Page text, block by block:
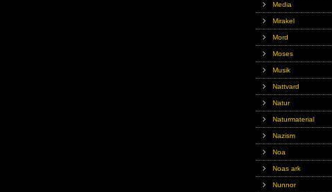
Media
Mirakel
Mord
Moses
Musik
Nattvard
Natur
Naturmaterial
Nazism
Noa
Noas ark
Nunnor